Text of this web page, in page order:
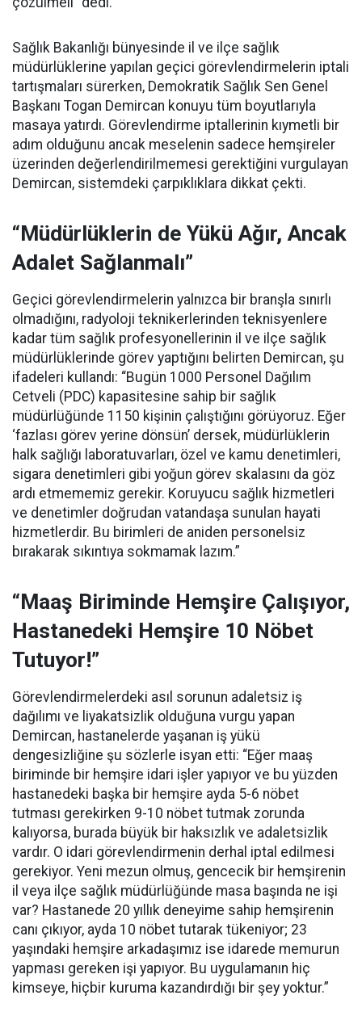
Sağlık Bakanlığı bünyesinde il ve ilçe sağlık
müdürlüklerine yapılan geçici görevlendirmelerin iptali
tartışmaları sürerken, Demokratik Sağlık Sen Genel
Başkanı Togan Demircan konuyu tüm boyutlarıyla
masaya yatırdı. Görevlendirme iptallerinin kıymetli bir
adım olduğunu ancak meselenin sadece hemşireler
üzerinden değerlendirilmemesi gerektiğini vurgulayan
Demircan, sistemdeki çarpıklıklara dikkat çekti.
“Müdürlüklerin de Yükü Ağır, Ancak
Adalet Sağlanmalı”
Geçici görevlendirmelerin yalnızca bir branşla sınırlı
olmadığını, radyoloji teknikerlerinden teknisyenlere
kadar tüm sağlık profesyonellerinin il ve ilçe sağlık
müdürlüklerinde görev yaptığını belirten Demircan, şu
ifadeleri kullandı: “Bugün 1000 Personel Dağılım
Cetveli (PDC) kapasitesine sahip bir sağlık
müdürlüğünde 1150 kişinin çalıştığını görüyoruz. Eğer
‘fazlası görev yerine dönsün’ dersek, müdürlüklerin
halk sağlığı laboratuvarları, özel ve kamu denetimleri,
sigara denetimleri gibi yoğun görev skalasını da göz
ardı etmememiz gerekir. Koruyucu sağlık hizmetleri
ve denetimler doğrudan vatandaşa sunulan hayati
hizmetlerdir. Bu birimleri de aniden personelsiz
bırakarak sıkıntıya sokmamak lazım.”
“Maaş Biriminde Hemşire Çalışıyor,
Hastanedeki Hemşire 10 Nöbet
Tutuyor!”
Görevlendirmelerdeki asıl sorunun adaletsiz iş
dağılımı ve liyakatsizlik olduğuna vurgu yapan
Demircan, hastanelerde yaşanan iş yükü
dengesizliğine şu sözlerle isyan etti: “Eğer maaş
biriminde bir hemşire idari işler yapıyor ve bu yüzden
hastanedeki başka bir hemşire ayda 5-6 nöbet
tutması gerekirken 9-10 nöbet tutmak zorunda
kalıyorsa, burada büyük bir haksızlık ve adaletsizlik
vardır. O idari görevlendirmenin derhal iptal edilmesi
gerekiyor. Yeni mezun olmuş, gencecik bir hemşirenin
il veya ilçe sağlık müdürlüğünde masa başında ne işi
var? Hastanede 20 yıllık deneyime sahip hemşirenin
canı çıkıyor, ayda 10 nöbet tutarak tükeniyor; 23
yaşındaki hemşire arkadaşımız ise idarede memurun
yapması gereken işi yapıyor. Bu uygulamanın hiç
kimseye, hiçbir kuruma kazandırdığı bir şey yoktur.”